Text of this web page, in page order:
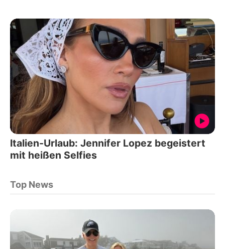
Italien-Urlaub: Jennifer Lopez begeistert
mit heißen Selfies
Top News